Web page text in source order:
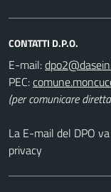
CONTATTI D.P.O.
E-mail:
PEC:
(per comunicare
La E-mail del DPO
privacy